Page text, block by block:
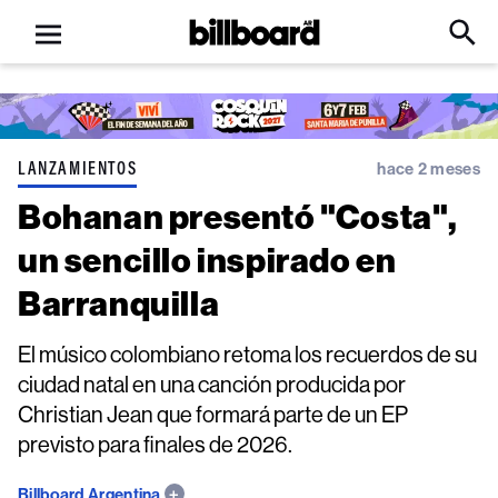
Open
menu
Billboard
Click
Input
LANZAMIENTOS hace 2 meses
Bohanan presentó "Costa",
un sencillo inspirado en
Barranquilla
El músico colombiano retoma los recuerdos de su
ciudad natal en una canción producida por
Christian Jean que formará parte de un EP
previsto para finales de 2026.